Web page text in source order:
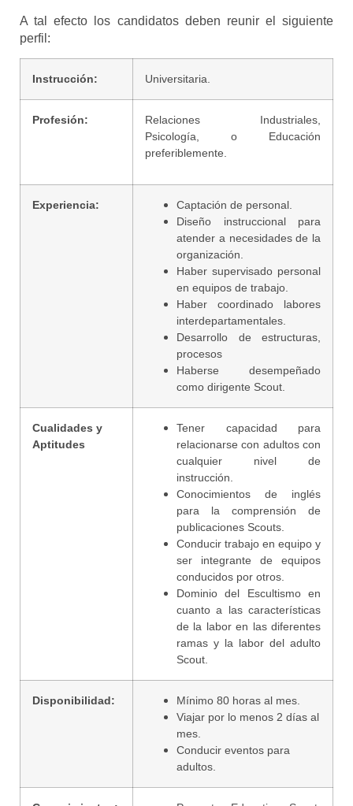
A tal efecto los candidatos deben reunir el siguiente
perfil:
Instrucción: Universitaria.
Profesión:
Relaciones Industriales,
Psicología, o Educación
preferiblemente.
Experiencia:
Captación de personal.
Diseño instruccional para
atender a necesidades de la
organización.
Haber supervisado personal
en equipos de trabajo.
Haber coordinado labores
interdepartamentales.
Desarrollo de estructuras,
procesos
Haberse desempeñado
como dirigente Scout.
Cualidades y
Aptitudes
Tener capacidad para
relacionarse con adultos con​
cualquier nivel de
instrucción.
Conocimientos de inglés
para la comprensión de
publicaciones Scouts.
Conducir trabajo en equipo y
ser integrante de equipos
conducidos por otros.
Dominio del Escultismo en
cuanto a las características
de la labor en las diferentes
ramas y la labor del adulto
Scout.
Disponibilidad:
Mínimo 80 horas al mes.
Viajar por lo menos 2 días al
mes.
Conducir eventos para
adultos.